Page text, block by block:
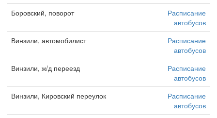
Боровский, поворот
Расписание
автобусов
Винзили, автомобилист
Расписание
автобусов
Винзили, ж/д переезд
Расписание
автобусов
Винзили, Кировский переулок
Расписание
автобусов